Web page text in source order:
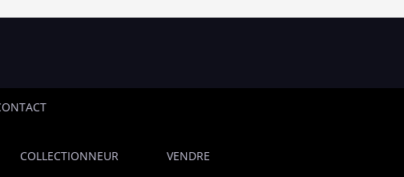
COLLECTIONNEUR VENDRE